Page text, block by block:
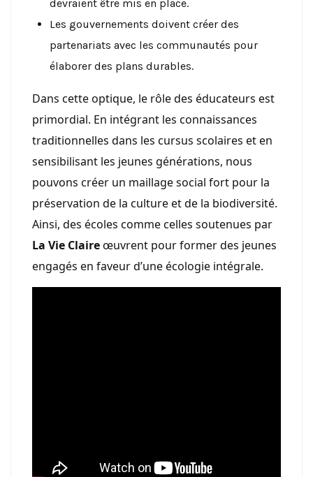
devraient être mis en place.
Les gouvernements doivent créer des
partenariats avec les communautés pour
élaborer des plans durables.
Dans cette optique, le rôle des éducateurs est
primordial. En intégrant les connaissances
traditionnelles dans les cursus scolaires et en
sensibilisant les jeunes générations, nous
pouvons créer un maillage social fort pour la
préservation de la culture et de la biodiversité.
Ainsi, des écoles comme celles soutenues par
La Vie Claireœuvrent pour former des jeunes
engagés en faveur d’une écologie intégrale.